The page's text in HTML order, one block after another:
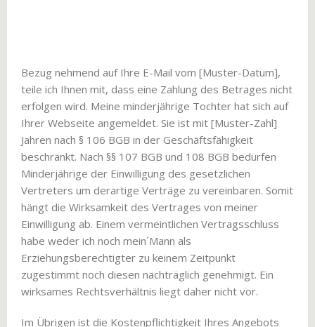
Bezug nehmend auf Ihre E-Mail vom [Muster-Datum],
teile ich Ihnen mit, dass eine Zahlung des Betrages nicht
erfolgen wird. Meine minderjährige Tochter hat sich auf
Ihrer Webseite angemeldet. Sie ist mit [Muster-Zahl]
Jahren nach § 106 BGB in der Geschäftsfähigkeit
beschränkt. Nach §§ 107 BGB und 108 BGB bedürfen
Minderjährige der Einwilligung des gesetzlichen
Vertreters um derartige Verträge zu vereinbaren. Somit
hängt die Wirksamkeit des Vertrages von meiner
Einwilligung ab. Einem vermeintlichen Vertragsschluss
habe weder ich noch mein´Mann als
Erziehungsberechtigter zu keinem Zeitpunkt
zugestimmt noch diesen nachträglich genehmigt. Ein
wirksames Rechtsverhältnis liegt daher nicht vor.
Im Übrigen ist die Kostenpflichtigkeit Ihres Angebots